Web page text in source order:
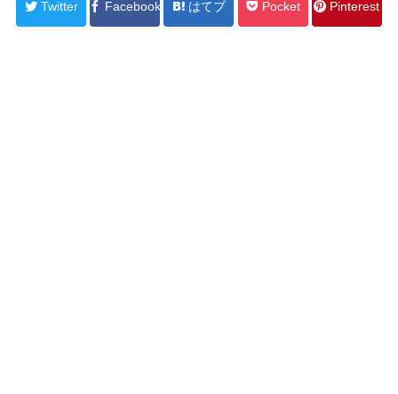
Twitter Facebook はてブ Pocket Pinterest